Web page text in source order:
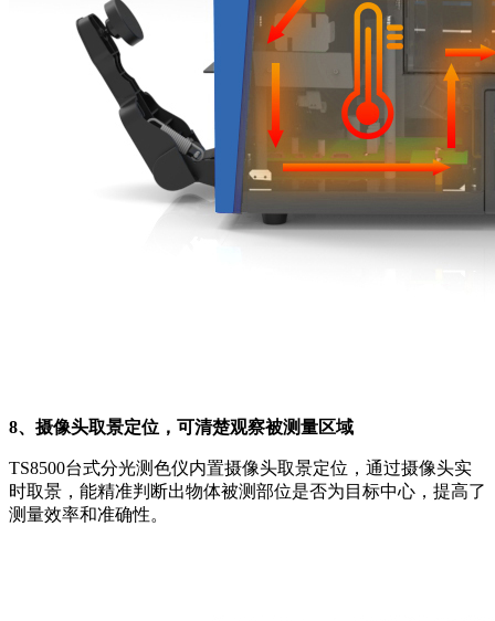
8、摄像头取景定位，可清楚观察被测量区域
TS8500台式分光测色仪内置摄像头取景定位，通过摄像头实
时取景，能精准判断出物体被测部位是否为目标中心，提高了
测量效率和准确性。